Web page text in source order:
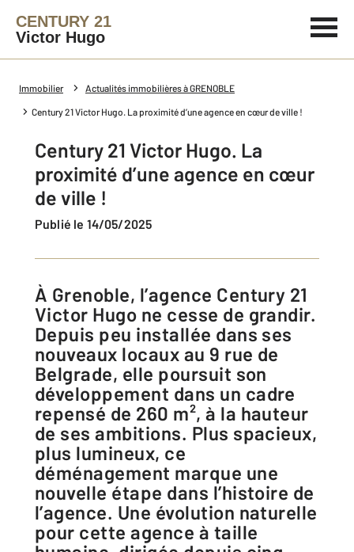
CENTURY 21
Victor Hugo
Immobilier Actualités immobilières à GRENOBLE
Century 21 Victor Hugo. La proximité d’une agence en cœur de ville !
Century 21 Victor Hugo. La
proximité d’une agence en cœur
de ville !
Publié le 14/05/2025
À Grenoble, l’agence Century 21
Victor Hugo ne cesse de grandir.
Depuis peu installée dans ses
nouveaux locaux au 9 rue de
Belgrade, elle poursuit son
développement dans un cadre
repensé de 260 m², à la hauteur
de ses ambitions. Plus spacieux,
plus lumineux, ce
déménagement marque une
nouvelle étape dans l’histoire de
l’agence. Une évolution naturelle
pour cette agence à taille